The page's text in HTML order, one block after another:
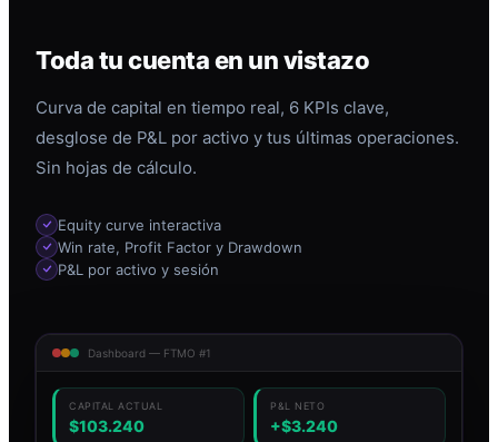
Toda tu cuenta en un vistazo
Curva de capital en tiempo real, 6 KPIs clave,
desglose de P&L por activo y tus últimas operaciones.
Sin hojas de cálculo.
Equity curve interactiva
Win rate, Profit Factor y Drawdown
P&L por activo y sesión
Dashboard — FTMO #1
CAPITAL ACTUAL
$103.240
P&L NETO
+$3.240